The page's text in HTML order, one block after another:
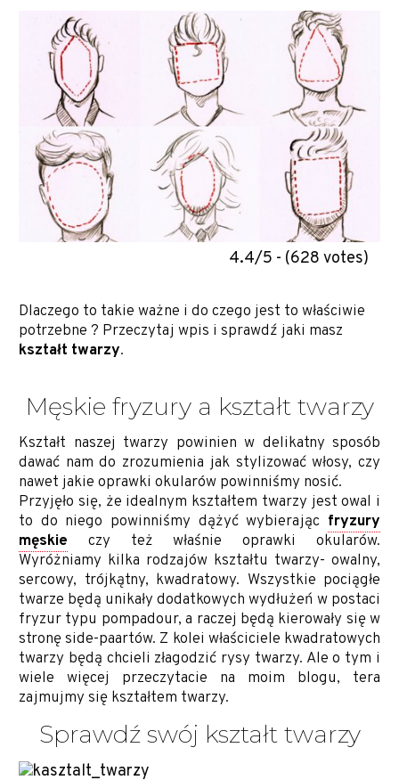
4.4/5 - (628 votes)
Dlaczego to takie ważne i do czego jest to właściwie
potrzebne ? Przeczytaj wpis i sprawdź jaki masz
kształt twarzy.
Męskie fryzury a kształt twarzy
Kształt naszej twarzy powinien w delikatny sposób
dawać nam do zrozumienia jak stylizować włosy, czy
nawet jakie oprawki okularów powinniśmy nosić.
Przyjęło się, że idealnym kształtem twarzy jest owal i
to do niego powinniśmy dążyć wybierając fryzury
męskie czy też właśnie oprawki okularów.
Wyróżniamy kilka rodzajów kształtu twarzy- owalny,
sercowy, trójkątny, kwadratowy. Wszystkie pociągłe
twarze będą unikały dodatkowych wydłużeń w postaci
fryzur typu pompadour, a raczej będą kierowały się w
stronę side-paartów. Z kolei właściciele kwadratowych
twarzy będą chcieli złagodzić rysy twarzy. Ale o tym i
wiele więcej przeczytacie na moim blogu, tera
zajmujmy się kształtem twarzy.
Sprawdź swój kształt twarzy